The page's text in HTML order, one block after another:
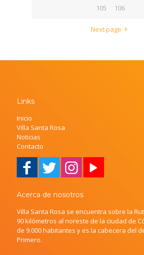
105
106
Next page
Links
Inicio
Villa Santa Rosa
Noticias
Contacto
Acerca de nosotros
Villa Santa Rosa se encuentra sobre la
90 kilómetros al noreste de la ciudad de
de 9.000 habitantes y es la cabecera del
Primero.